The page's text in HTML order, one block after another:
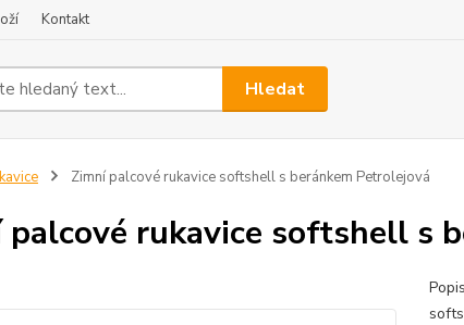
Kontakt
Hledat
Zimní palcové rukavice softshell s beránkem Petrolejová
palcové rukavice softshell s